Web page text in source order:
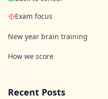
Exam focus
New year brain training
How we score
Recent Posts